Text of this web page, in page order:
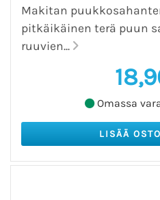
Makitan
pitkäikäinen terä puun
ruuvien...
Omassa